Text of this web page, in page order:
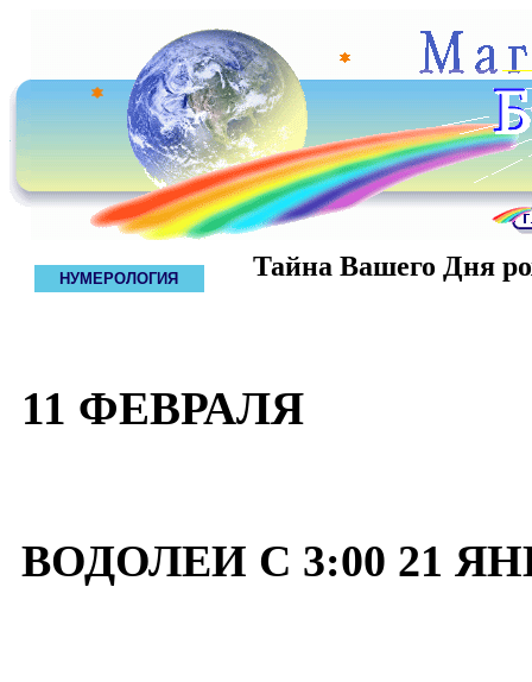
НУМЕРОЛОГИЯ Тайна Вашего Дня
11 ФЕВРАЛЯ
ВОДОЛЕИ С 3:00 21